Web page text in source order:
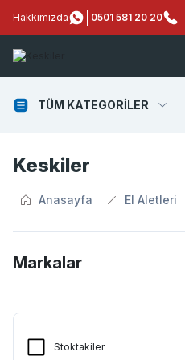
Hakkımızda 0501 581 20 20
TÜM KATEGORİLER
Keskiler
Anasayfa El Aletleri
Markalar
Stoktakiler